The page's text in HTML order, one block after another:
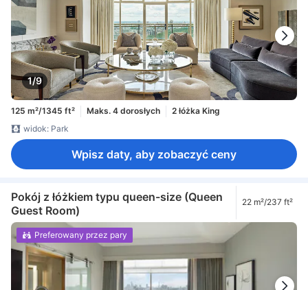
1/9
125 m²/1345 ft² Maks. 4 dorosłych
2 łóżka King
widok: Park
Wpisz daty, aby zobaczyć ceny
Pokój z łóżkiem typu queen-size (Queen
Guest Room)
22 m²/237 ft²
Preferowany przez pary